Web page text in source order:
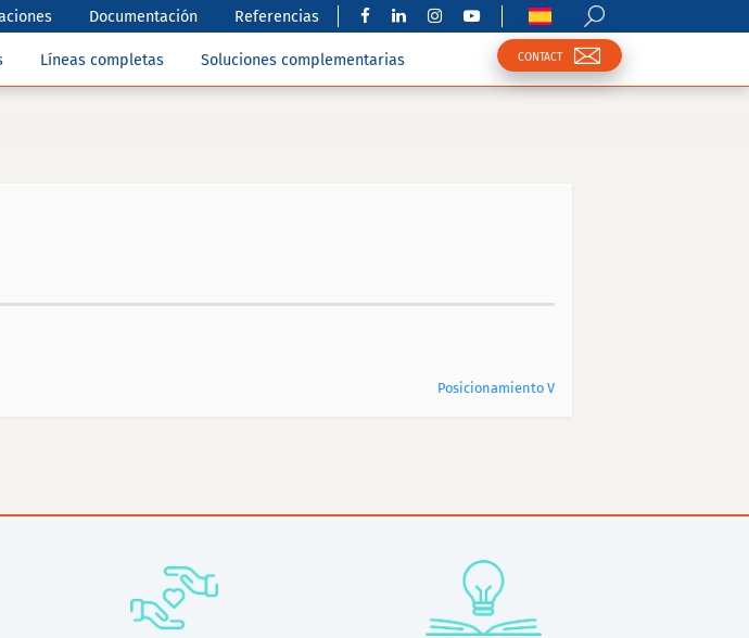
Documentación Referencias
Líneas completas Soluciones complementarias CONTACT
Posicionamiento V